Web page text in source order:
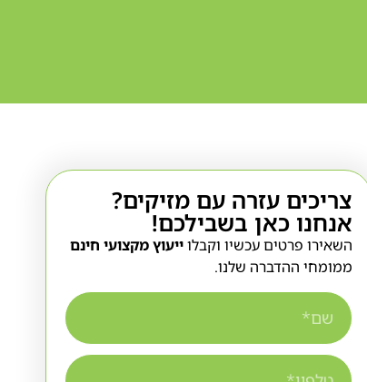
צריכים עזרה עם מזיקים?
אנחנו כאן בשבילכם!
השאירו פרטים עכשיו וקבלוייעוץ מקצועי חינם
ממומחי ההדברה שלנו.